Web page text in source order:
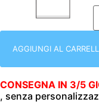
|
|
AGGIUNGI AL
CONSEGNA IN 3/5
, senza